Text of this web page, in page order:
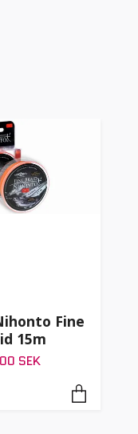
Fine
15m
SEK